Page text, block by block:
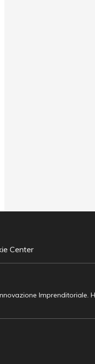
Center
Imprenditoriale.